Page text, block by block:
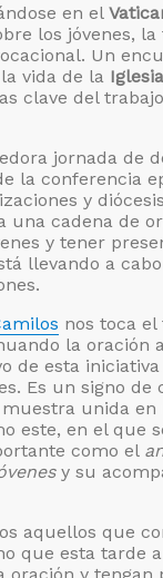
en el
los jóvenes, la
Un
vida de la Iglesia
clave del
jornada de
la conferencia
y
una cadena de
y tener
llevando a
nos toca
la oración
de esta
Es un signo de
unida en
este, en el que
como el
y su
aquellos que
que esta tarde a
oración y tengan